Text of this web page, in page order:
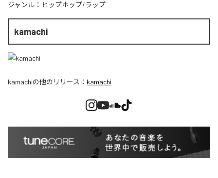
ジャンル： ヒップホップ/ラップ
kamachi
kamachiの他のリリース： kamachi